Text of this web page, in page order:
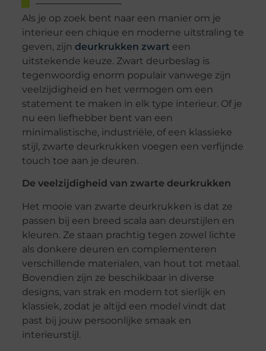
Als je op zoek bent naar een manier om je
interieur een chique en moderne uitstraling te
geven, zijn deurkrukken zwart een
uitstekende keuze. Zwart deurbeslag is
tegenwoordig enorm populair vanwege zijn
veelzijdigheid en het vermogen om een
statement te maken in elk type interieur. Of je
nu een liefhebber bent van een
minimalistische, industriële, of een klassieke
stijl, zwarte deurkrukken voegen een verfijnde
touch toe aan je deuren.
De veelzijdigheid van zwarte deurkrukken
Het mooie van zwarte deurkrukken is dat ze
passen bij een breed scala aan deurstijlen en
kleuren. Ze staan prachtig tegen zowel lichte
als donkere deuren en complementeren
verschillende materialen, van hout tot metaal.
Bovendien zijn ze beschikbaar in diverse
designs, van strak en modern tot sierlijk en
klassiek, zodat je altijd een model vindt dat
past bij jouw persoonlijke smaak en
interieurstijl.